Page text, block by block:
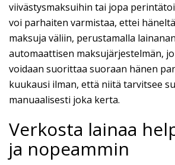
viivästysmaksuihin tai jopa
voi parhaiten varmistaa, ettei
maksuja väliin, perustamalla
automaattisen maksujärjestelmän,
voidaan suorittaa suoraan hänen
kuukausi ilman, että niitä tarvitsee
manuaalisesti joka kerta.
Verkosta lainaa
ja nopeammin